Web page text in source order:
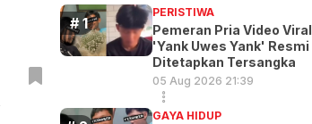
PERISTIWA
Pemeran Pria Video Viral
'Yank Uwes Yank' Resmi
Ditetapkan Tersangka
05 Aug 2026 21:39
GAYA HIDUP